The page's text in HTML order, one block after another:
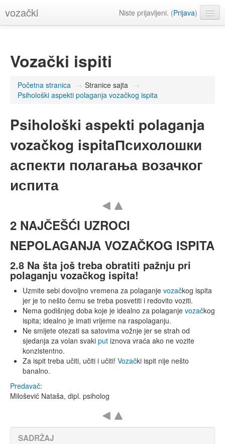
vozački Niste prijavljeni. (Prijava)
Vozački ispiti
Početna stranica → Stranice sajta →
Psihološki aspekti polaganja vozačkog ispita
Psihološki aspekti polaganja
vozačkog ispitaПсихолошки
аспекти полагања возачког
испита
2 NAJČEŠĆI UZROCI
NEPOLAGANJA VOZAČKOG ISPITA
2.8 Na šta još treba obratiti pažnju pri
polaganju vozačkog ispita!
Uzmite sebi dovoljno vremena za polaganje vozačkog ispita
jer je to nešto čemu se treba posvetiti i redovito voziti.
Nema godišnjeg doba koje je idealno za polaganje vozačkog
ispita; idealno je imati vrijeme na raspolaganju.
Ne smijete otezati sa satovima vožnje jer se strah od
sjedanja za volan svaki put iznova vraća ako ne vozite
konzistentno.
Za ispit treba učiti, učiti i učiti! Vozački ispit nije nešto
banalno.
Predavač:
Milošević Nataša, dipl. psiholog
SADRŽAJ